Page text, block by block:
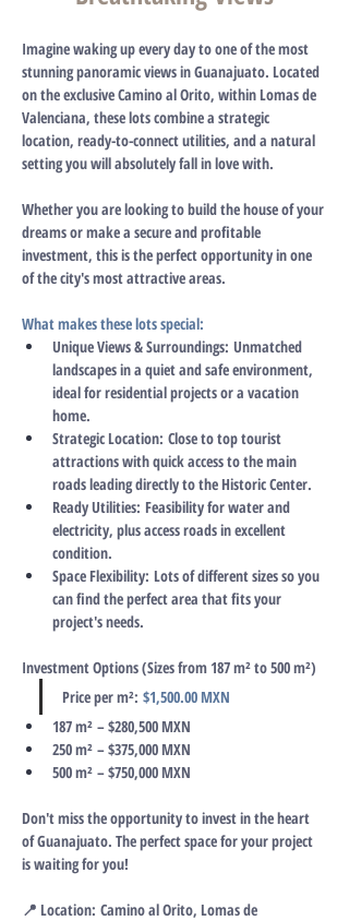
Imagine waking up every day to one of the most
stunning panoramic views in Guanajuato. Located
on the exclusive Camino al Orito, within Lomas de
Valenciana, these lots combine a strategic
location, ready-to-connect utilities, and a natural
setting you will absolutely fall in love with.
Whether you are looking to build the house of your
dreams or make a secure and profitable
investment, this is the perfect opportunity in one
of the city's most attractive areas.
What makes these lots special:
Unique Views & Surroundings: Unmatched
landscapes in a quiet and safe environment,
ideal for residential projects or a vacation
home.
Strategic Location: Close to top tourist
attractions with quick access to the main
roads leading directly to the Historic Center.
Ready Utilities: Feasibility for water and
electricity, plus access roads in excellent
condition.
Space Flexibility: Lots of different sizes so you
can find the perfect area that fits your
project's needs.
Investment Options (Sizes from 187 m² to 500 m²)
Price per m²: $1,500.00 MXN
187 m² – $280,500 MXN
250 m² – $375,000 MXN
500 m² – $750,000 MXN
Don't miss the opportunity to invest in the heart
of Guanajuato. The perfect space for your project
is waiting for you!
📍 Location: Camino al Orito, Lomas de